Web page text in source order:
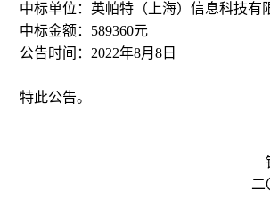
中标单位：英帕特（上海）信息科技有
中标金额：589360元
公告时间：2022年8月8日
特此公告。
二